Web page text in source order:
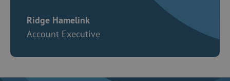
Ridge Hamelink
Account Executive